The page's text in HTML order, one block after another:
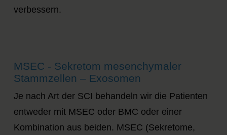
verbessern.
MSEC - Sekretom mesenchymaler
Stammzellen – Exosomen
Je nach Art der SCI behandeln wir die Patienten
entweder mit MSEC oder BMC oder einer
Kombination aus beiden. MSEC (Sekretome,